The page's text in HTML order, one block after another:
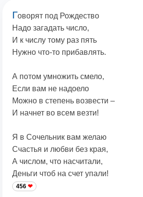
Говорят под Рождество
Надо загадать число,
И к числу тому раз пять
Нужно что-то прибавлять.
А потом умножить смело,
Если вам не надоело
Можно в степень возвести –
И начнет во всем везти!
Я в Сочельник вам желаю
Счастья и любви без края,
А числом, что насчитали,
Деньги чтоб на счет упали!
456